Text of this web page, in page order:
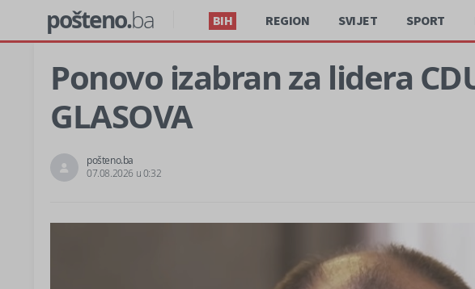
pošteno.ba BIH REGION SVIJET SPORT
Ponovo izabran za lidera
GLASOVA
pošteno.ba
07.08.2026 u 0:32